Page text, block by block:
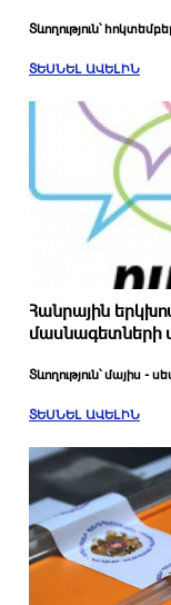
Տևողություն՝
ՏԵՍՆԵԼ ԱՎԵԼԻՆ
Հանրային
մասնագետների
Տևողություն՝ մայիս -
ՏԵՍՆԵԼ ԱՎԵԼԻՆ